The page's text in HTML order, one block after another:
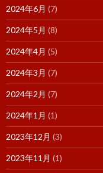
2024年6月 (7)
2024年5月 (8)
2024年4月 (5)
2024年3月 (7)
2024年2月 (7)
2024年1月 (1)
2023年12月 (3)
2023年11月 (1)